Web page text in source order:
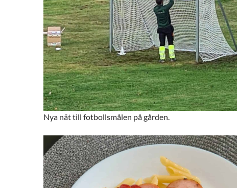
Nya nät till fotbollsmålen på gården.